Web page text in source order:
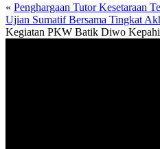
« Penghargaan Tutor Kesetaraan
Ujian Sumatif Bersama Tingkat
Kegiatan PKW Batik Diwo